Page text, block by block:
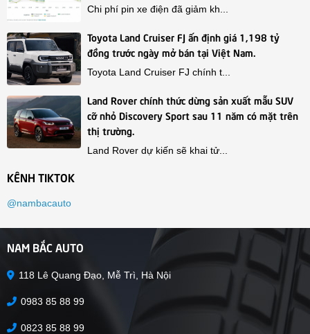
Chi phí pin xe điện đã giảm kh...
Toyota Land Cruiser FJ ấn định giá 1,198 tỷ
đồng trước ngày mở bán tại Việt Nam.
Toyota Land Cruiser FJ chính t...
Land Rover chính thức dừng sản xuất mẫu SUV
cỡ nhỏ Discovery Sport sau 11 năm có mặt trên
thị trường.
Land Rover dự kiến sẽ khai tử...
KÊNH TIKTOK
@nambacauto
NAM BẮC AUTO
118 Lê Quang Đạo, Mễ Trì, Hà Nội
0983 85 88 99
0823 85 88 99